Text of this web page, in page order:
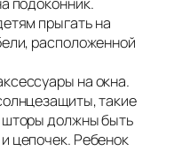
прыгать на
расположенной
на окна.
такие
должны быть
цепочек. Ребенок